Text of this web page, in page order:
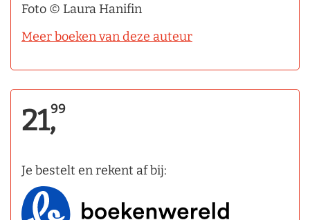
Foto © Laura Hanifin
Meer boeken van deze auteur
21,99
Je bestelt en rekent af bij: